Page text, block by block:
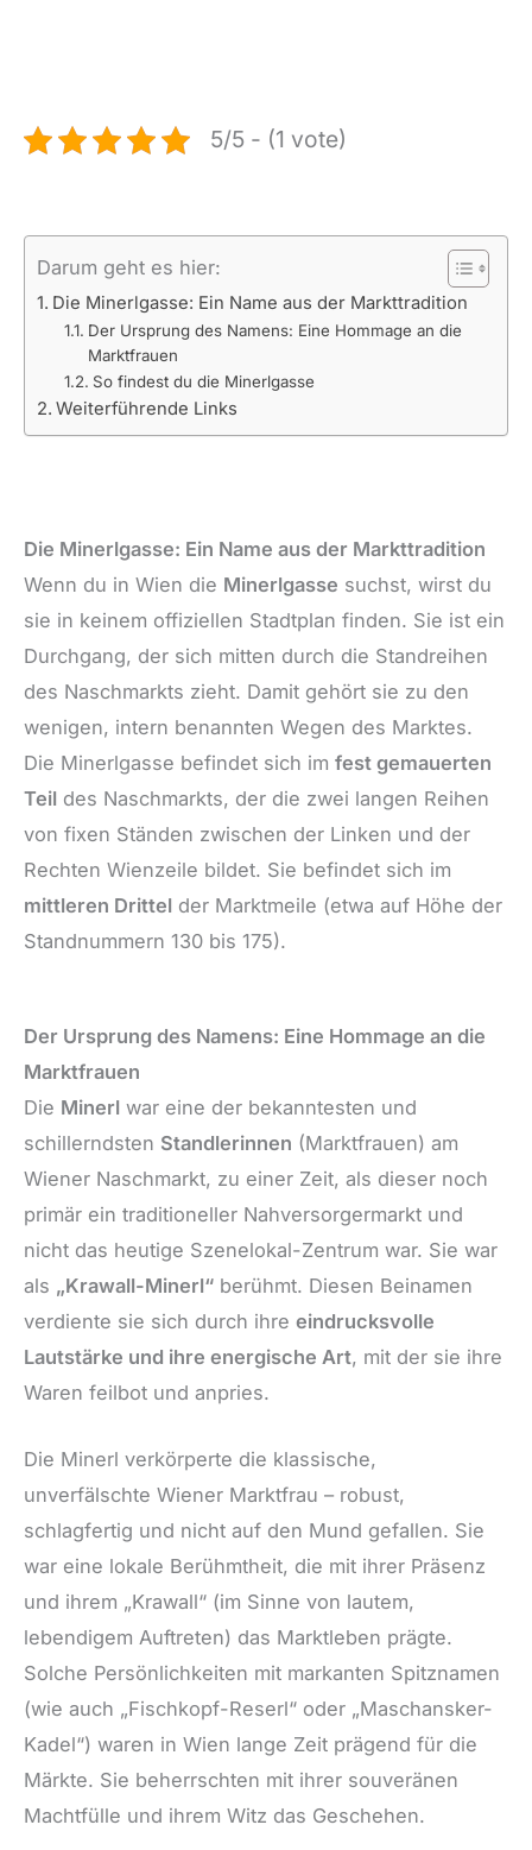
5/5 - (1 vote)
Darum geht es hier:
Die Minerlgasse: Ein Name aus der Markttradition
Der Ursprung des Namens: Eine Hommage an die
Marktfrauen
So findest du die Minerlgasse
Weiterführende Links
Die Minerlgasse: Ein Name aus der Markttradition
Wenn du in Wien die Minerlgasse suchst, wirst du
sie in keinem offiziellen Stadtplan finden. Sie ist ein
Durchgang, der sich mitten durch die Standreihen
des Naschmarkts zieht. Damit gehört sie zu den
wenigen, intern benannten Wegen des Marktes.
Die Minerlgasse befindet sich im fest gemauerten
Teil des Naschmarkts, der die zwei langen Reihen
von fixen Ständen zwischen der Linken und der
Rechten Wienzeile bildet. Sie befindet sich im
mittleren Drittel der Marktmeile (etwa auf Höhe der
Standnummern 130 bis 175).
Der Ursprung des Namens: Eine Hommage an die
Marktfrauen
Die Minerl war eine der bekanntesten und
schillerndsten Standlerinnen (Marktfrauen) am
Wiener Naschmarkt, zu einer Zeit, als dieser noch
primär ein traditioneller Nahversorgermarkt und
nicht das heutige Szenelokal-Zentrum war. Sie war
als „Krawall-Minerl“ berühmt. Diesen Beinamen
verdiente sie sich durch ihre eindrucksvolle
Lautstärke und ihre energische Art, mit der sie ihre
Waren feilbot und anpries.
Die Minerl verkörperte die klassische,
unverfälschte Wiener Marktfrau – robust,
schlagfertig und nicht auf den Mund gefallen. Sie
war eine lokale Berühmtheit, die mit ihrer Präsenz
und ihrem „Krawall“ (im Sinne von lautem,
lebendigem Auftreten) das Marktleben prägte.
Solche Persönlichkeiten mit markanten Spitznamen
(wie auch „Fischkopf-Reserl“ oder „Maschansker-
Kadel“) waren in Wien lange Zeit prägend für die
Märkte. Sie beherrschten mit ihrer souveränen
Machtfülle und ihrem Witz das Geschehen.